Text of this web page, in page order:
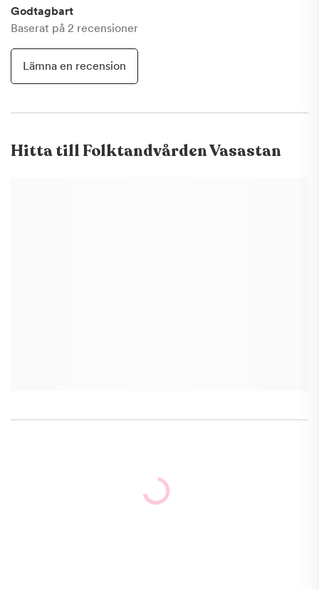
Godtagbart
Baserat på 2 recensioner
Lämna en recension
Hitta till Folktandvården Vasastan